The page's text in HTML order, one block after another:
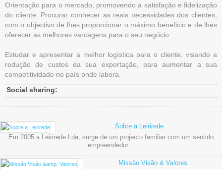
Orientação para o mercado, promovendo a satisfação e fidelização
do cliente. Procurar conhecer as reais necessidades dos clientes,
com o objectivo de lhes proporcionar o máximo beneficio e de lhes
oferecer as melhores vantagens para o seu negócio.
Estudar e apresentar a melhor logística para o cliente, visando a
redução de custos da sua exportação, para aumentar a sua
competitividade no país onde labora.
Social sharing:
Sobre a Leirirede
Em 2005 a Leirirede Lda, surge de um projecto familiar com um sentido
empreendedor…
Missão Visão & Valores